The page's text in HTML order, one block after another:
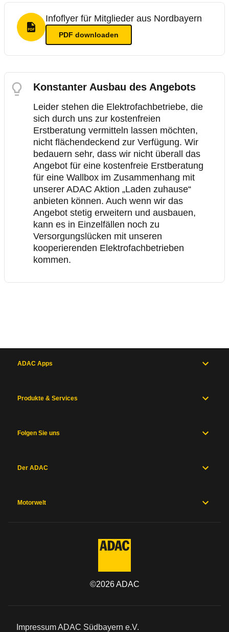
PDF Format
Infoflyer für Mitglieder aus Nordbayern
PDF downloaden
Konstanter Ausbau des Angebots
Leider stehen die Elektrofachbetriebe, die
sich durch uns zur kostenfreien
Erstberatung vermitteln lassen möchten,
nicht flächendeckend zur Verfügung. Wir
bedauern sehr, dass wir nicht überall das
Angebot für eine kostenfreie Erstberatung
für eine Wallbox im Zusammenhang mit
unserer ADAC Aktion „Laden zuhause“
anbieten können. Auch wenn wir das
Angebot stetig erweitern und ausbauen,
kann es in Einzelfällen noch zu
Versorgungslücken mit unseren
kooperierenden Elektrofachbetrieben
kommen.
ADAC Apps
Produkte & Services
Folgen Sie uns
Der ADAC
Motorwelt
©2026ADAC
Impressum ADAC Südbayern e.V.